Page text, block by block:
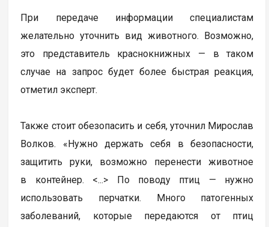
При передаче информации специалистам
желательно уточнить вид животного. Возможно,
это представитель краснокнижных — в таком
случае на запрос будет более быстрая реакция,
отметил эксперт.
Также стоит обезопасить и себя, уточнил Мирослав
Волков. «Нужно держать себя в безопасности,
защитить руки, возможно перенести животное
в контейнер. <...> По поводу птиц — нужно
использовать перчатки. Много патогенных
заболеваний, которые передаются от птиц